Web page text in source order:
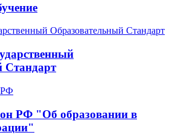
Стандарт
РФ "Об образовании в